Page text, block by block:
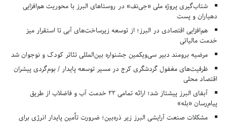
شتاب‌گیری پروژه ملی «جی‌نف» در روستاهای البرز با محوریت هم‌افزایی
دهیاران و پست
هم‌افزایی اقتصادی در البرز؛ از توسعه زیرساخت‌های آبی تا استقرار میز
خدمت مالیاتی
مرضیه برومند دبیر سی‌ویکمین جشنواره بین‌المللی تئاتر کودک و نوجوان شد
ظرفیت‌های مغفول گردشگری کرج در مسیر توسعه پایدار / بوم‌گردی پیشران
اقتصاد محلی
آبفای البرز پیشتاز شد؛ ارائه تمامی ۲۲ خدمت آب و فاضلاب از طریق
پیام‌رسان «بله»
مشکلات صنعت آرایشی البرز زیر ذره‌بین؛ ضرورت تأمین پایدار انرژی برای